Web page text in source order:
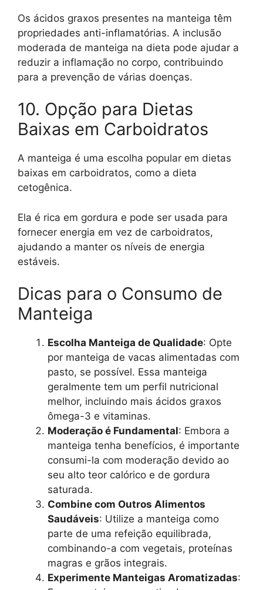
Os ácidos graxos presentes na manteiga têm
propriedades anti-inflamatórias. A inclusão
moderada de manteiga na dieta pode ajudar a
reduzir a inflamação no corpo, contribuindo
para a prevenção de várias doenças.
10. Opção para Dietas
Baixas em Carboidratos
A manteiga é uma escolha popular em dietas
baixas em carboidratos, como a dieta
cetogênica.
Ela é rica em gordura e pode ser usada para
fornecer energia em vez de carboidratos,
ajudando a manter os níveis de energia
estáveis.
Dicas para o Consumo de
Manteiga
Escolha Manteiga de Qualidade: Opte
por manteiga de vacas alimentadas com
pasto, se possível. Essa manteiga
geralmente tem um perfil nutricional
melhor, incluindo mais ácidos graxos
ômega-3 e vitaminas.
Moderação é Fundamental: Embora a
manteiga tenha benefícios, é importante
consumi-la com moderação devido ao
seu alto teor calórico e de gordura
saturada.
Combine com Outros Alimentos
Saudáveis: Utilize a manteiga como
parte de uma refeição equilibrada,
combinando-a com vegetais, proteínas
magras e grãos integrais.
Experimente Manteigas Aromatizadas: